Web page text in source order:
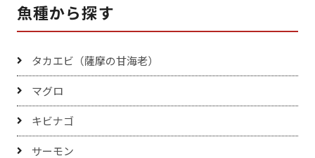
魚種から探す
タカエビ（薩摩の甘海老）
マグロ
キビナゴ
サーモン